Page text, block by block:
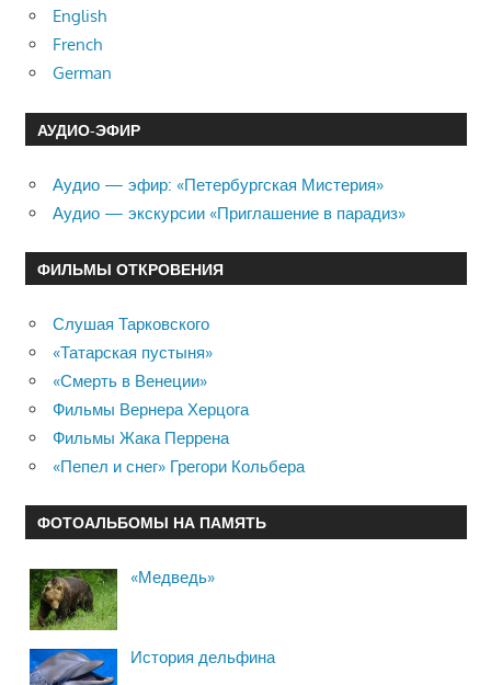
English
French
German
АУДИО-ЭФИР
Аудио — эфир: «Петербургская Мистерия»
Аудио — экскурсии «Приглашение в парадиз»
ФИЛЬМЫ ОТКРОВЕНИЯ
Слушая Тарковского
«Татарская пустыня»
«Смерть в Венеции»
Фильмы Вернера Херцога
Фильмы Жака Перрена
«Пепел и снег» Грегори Кольбера
ФОТОАЛЬБОМЫ НА ПАМЯТЬ
«Медведь»
История дельфина